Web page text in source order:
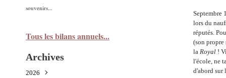
souvenirs...
Tous les bilans annuels...
Archives
2026
Septembre
lors du
réputés.
(son propre
la Royal !
l'école, ne
d'abord sur